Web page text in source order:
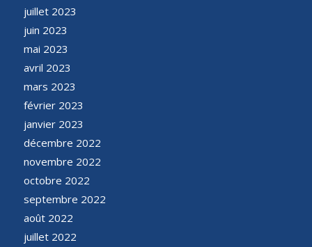
juillet 2023
juin 2023
mai 2023
avril 2023
mars 2023
février 2023
janvier 2023
décembre 2022
novembre 2022
octobre 2022
septembre 2022
août 2022
juillet 2022